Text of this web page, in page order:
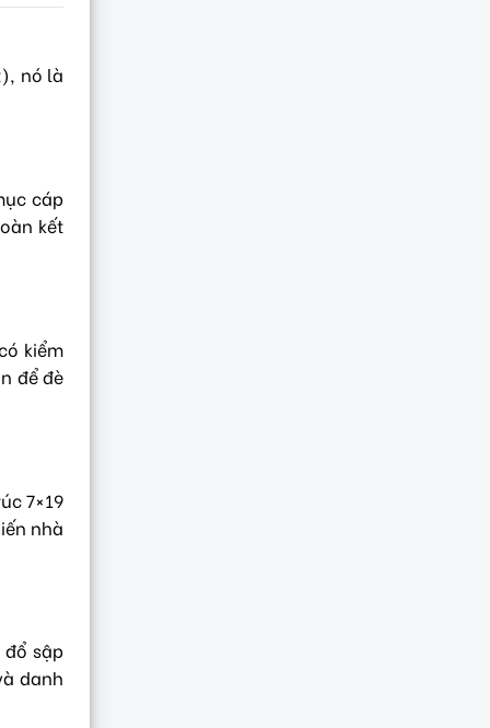
nó là
cáp
kết
kiểm
để đè
7×19
nhà
sập
danh